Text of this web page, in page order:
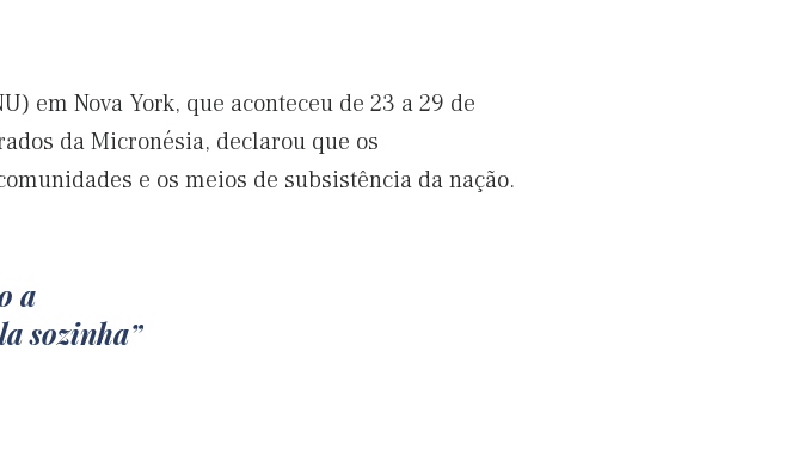
em Nova York, que aconteceu de 23 a 29 de
da Micronésia, declarou que os
e os meios de subsistência da nação.
a
sozinha